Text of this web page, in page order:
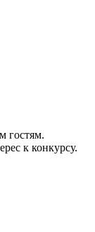
гостям.
к конкурсу.